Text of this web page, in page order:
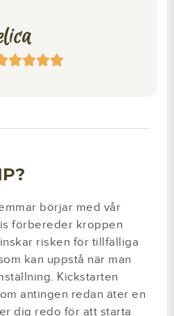
börjar med vår
förbereder kroppen
risken för tillfälliga
kan uppstå när man
Kickstarten
antingen redan äter en
dig redo för att starta